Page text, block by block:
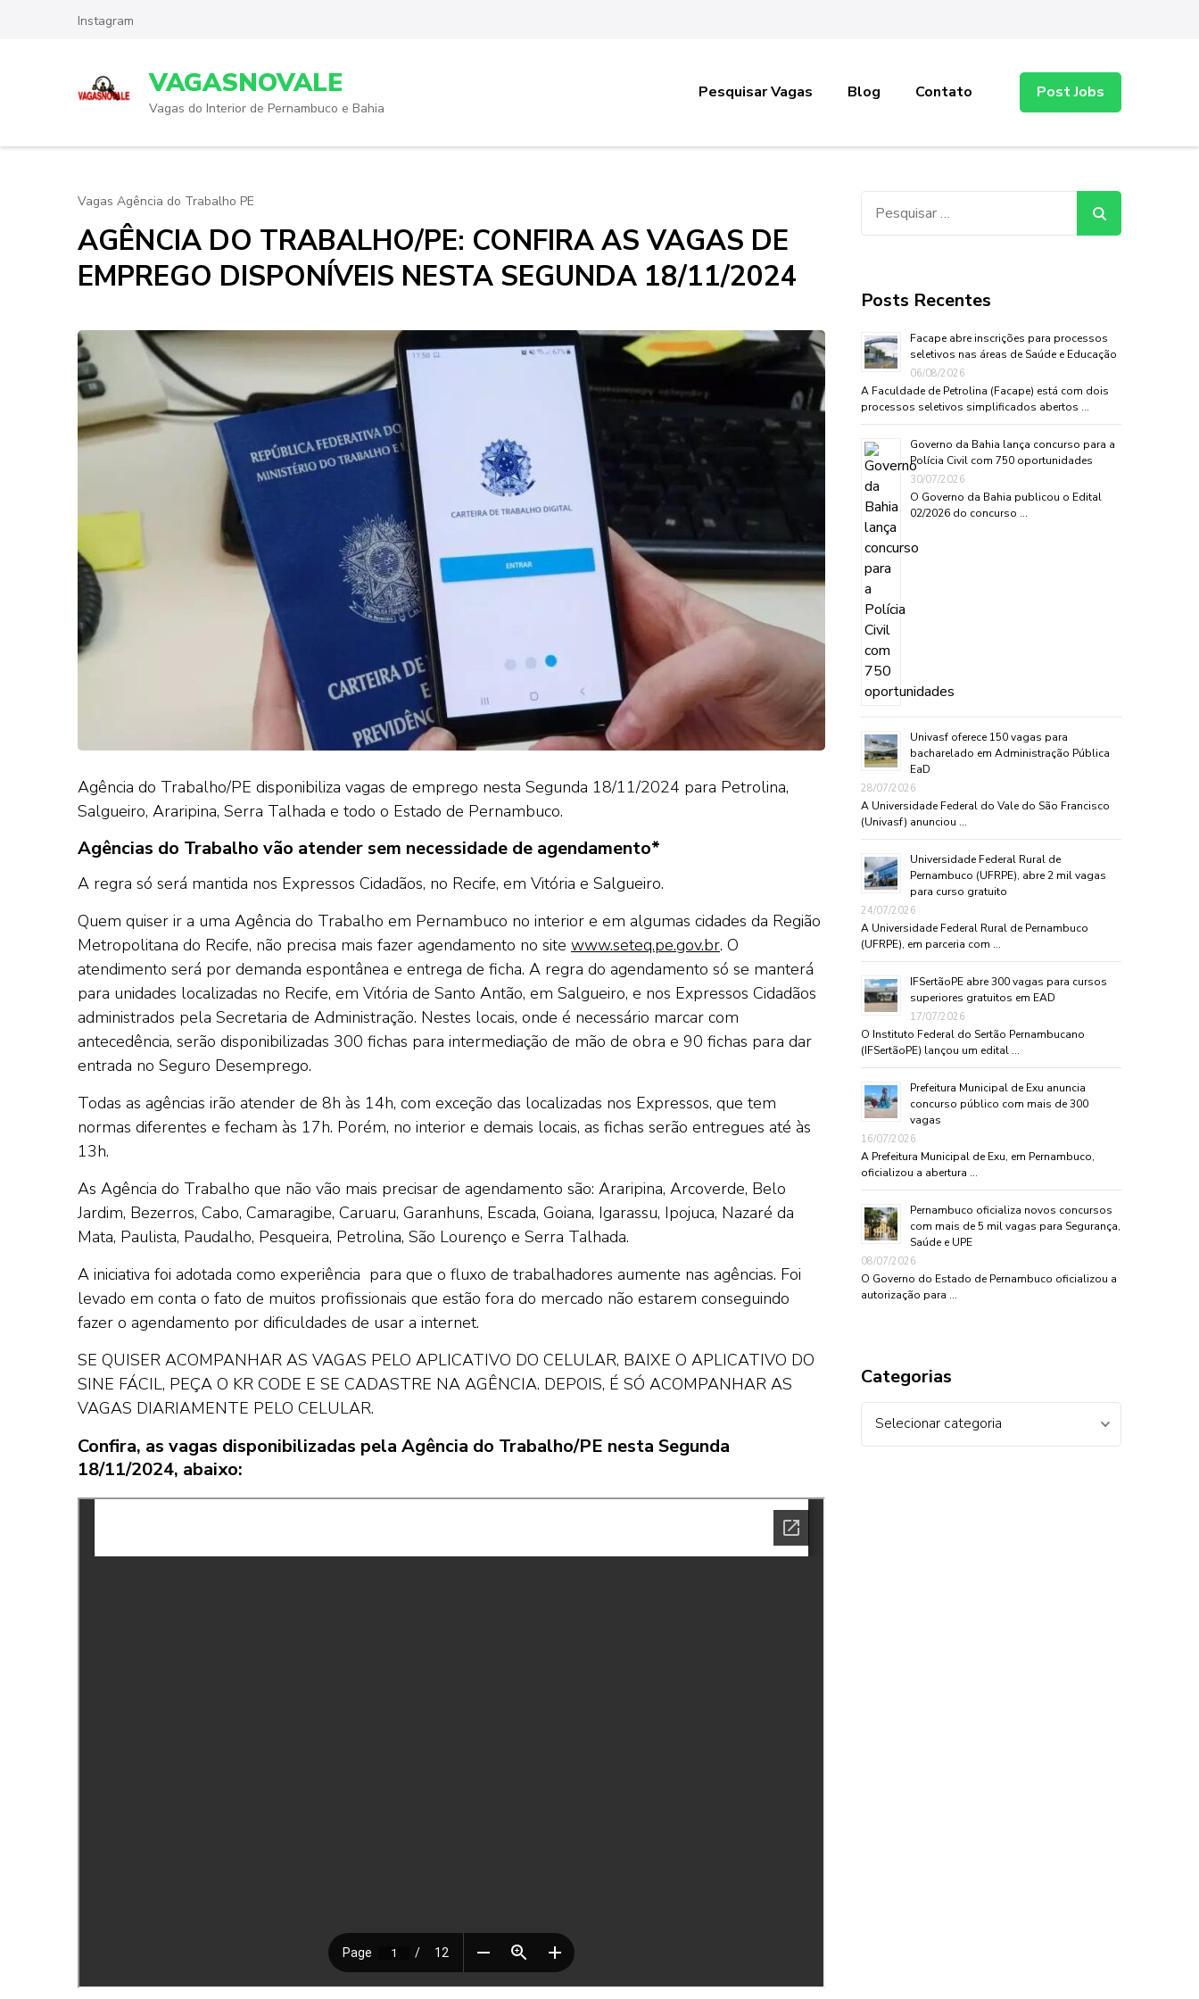
Instagram
VAGASNOVALE
Vagas do Interior de Pernambuco e Bahia
Pesquisar Vagas Blog Contato Post Jobs
Vagas Agência do Trabalho PE
AGÊNCIA DO TRABALHO/PE: CONFIRA AS VAGAS DE
EMPREGO DISPONÍVEIS NESTA SEGUNDA 18/11/2024
Agência do Trabalho/PE disponibiliza vagas de emprego nesta Segunda 18/11/2024 para Petrolina,
Salgueiro, Araripina, Serra Talhada e todo o Estado de Pernambuco.
Agências do Trabalho vão atender sem necessidade de agendamento*
A regra só será mantida nos Expressos Cidadãos, no Recife, em Vitória e Salgueiro.
Quem quiser ir a uma Agência do Trabalho em Pernambuco no interior e em algumas cidades da Região
Metropolitana do Recife, não precisa mais fazer agendamento no site www.seteq.pe.gov.br. O
atendimento será por demanda espontânea e entrega de ficha. A regra do agendamento só se manterá
para unidades localizadas no Recife, em Vitória de Santo Antão, em Salgueiro, e nos Expressos Cidadãos
administrados pela Secretaria de Administração. Nestes locais, onde é necessário marcar com
antecedência, serão disponibilizadas 300 fichas para intermediação de mão de obra e 90 fichas para dar
entrada no Seguro Desemprego.
Todas as agências irão atender de 8h às 14h, com exceção das localizadas nos Expressos, que tem
normas diferentes e fecham às 17h. Porém, no interior e demais locais, as fichas serão entregues até às
13h.
As Agência do Trabalho que não vão mais precisar de agendamento são: Araripina, Arcoverde, Belo
Jardim, Bezerros, Cabo, Camaragibe, Caruaru, Garanhuns, Escada, Goiana, Igarassu, Ipojuca, Nazaré da
Mata, Paulista, Paudalho, Pesqueira, Petrolina, São Lourenço e Serra Talhada.
A iniciativa foi adotada como experiência para que o fluxo de trabalhadores aumente nas agências. Foi
levado em conta o fato de muitos profissionais que estão fora do mercado não estarem conseguindo
fazer o agendamento por dificuldades de usar a internet.
SE QUISER ACOMPANHAR AS VAGAS PELO APLICATIVO DO CELULAR, BAIXE O APLICATIVO DO
SINE FÁCIL, PEÇA O KR CODE E SE CADASTRE NA AGÊNCIA. DEPOIS, É SÓ ACOMPANHAR AS
VAGAS DIARIAMENTE PELO CELULAR.
Confira, as vagas disponibilizadas pela Agência do Trabalho/PE nesta Segunda
18/11/2024, abaixo:
Posts Recentes
Facape abre inscrições para processos
seletivos nas áreas de Saúde e Educação
06/08/2026
A Faculdade de Petrolina (Facape) está com dois
processos seletivos simplificados abertos …
Governo da Bahia lança concurso para a
Polícia Civil com 750 oportunidades
30/07/2026
O Governo da Bahia publicou o Edital
02/2026 do concurso …
Univasf oferece 150 vagas para
bacharelado em Administração Pública
EaD
28/07/2026
A Universidade Federal do Vale do São Francisco
(Univasf) anunciou …
Universidade Federal Rural de
Pernambuco (UFRPE), abre 2 mil vagas
para curso gratuito
24/07/2026
A Universidade Federal Rural de Pernambuco
(UFRPE), em parceria com …
IFSertãoPE abre 300 vagas para cursos
superiores gratuitos em EAD
17/07/2026
O Instituto Federal do Sertão Pernambucano
(IFSertãoPE) lançou um edital …
Prefeitura Municipal de Exu anuncia
concurso público com mais de 300
vagas
16/07/2026
A Prefeitura Municipal de Exu, em Pernambuco,
oficializou a abertura …
Pernambuco oficializa novos concursos
com mais de 5 mil vagas para Segurança,
Saúde e UPE
08/07/2026
O Governo do Estado de Pernambuco oficializou a
autorização para …
Categorias
Categorias